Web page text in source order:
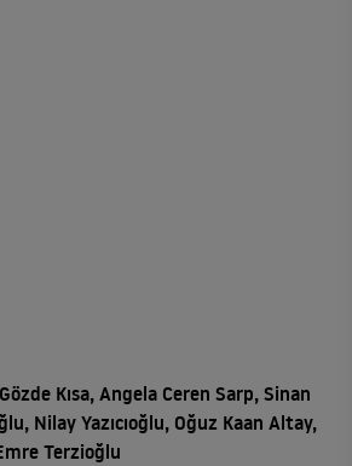
Kısa, Angela Ceren Sarp, Sinan
Nilay Yazıcıoğlu, Oğuz Kaan Altay,
Terzioğlu